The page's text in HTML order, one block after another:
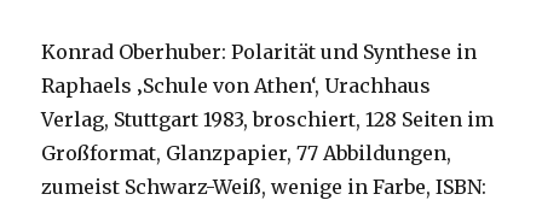
Konrad Oberhuber: Polarität und Synthese in
Raphaels ‚Schule von Athen‘, Urachhaus
Verlag, Stuttgart 1983, broschiert, 128 Seiten im
Großformat, Glanzpapier, 77 Abbildungen,
zumeist Schwarz-Weiß, wenige in Farbe, ISBN: